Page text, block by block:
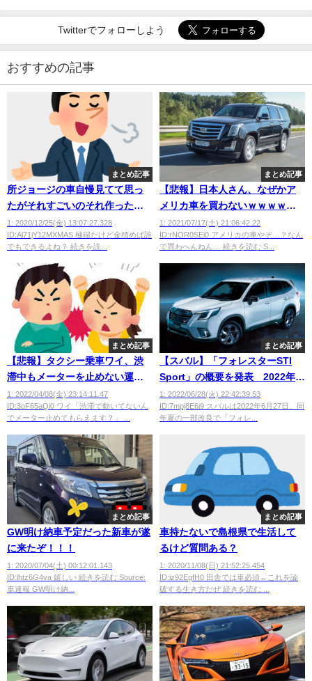
Twitterでフォローしよう
おすすめの記事
まとめ記事
所ジョージの車自慢見てて思っ
たがそれすごいのそれ作った人
じゃね？
wwwwwwwwwwwwwwwww
1: 2020/12/25(金) 13:07:27.328
ID:Al71jY12MXMAS 極端だけど金積めば誰
でもできるよね？ 続きを読...
まとめ記事
【悲報】日本人さん、なぜかア
メリカ車を買わないｗｗｗｗｗ
ｗｗｗｗｗ
1: 2021/07/17(土) 21:06:42.22
ID:rNOR0SEi0 アメリカの車やぞ…？なん
で買わへんねん… 続きを読む S...
まとめ記事
【悲報】タクシー乗車ワイ、渋
滞中もメーターを止めない運ち
ゃんとマジ喧嘩
1: 2022/04/08(金) 23:14:11.47
ID:3oF65aQi0 ワイ「渋滞で動いてないん
でメーター止めてもらえます？」 ...
まとめ記事
【スバル】「フォレスターSTI
Sport」の概要を発表 2022年夏
の一部改良で追加を予定
1: 2022/06/28(火) 22:42:39.53
ID:7mpj8E6i9 スバルは2022年6月27日、同
年夏の一部改良で「フォレ...
まとめ記事
GW明け納車予定だった新車が遂
に来たぞ！！！
1: 2020/07/04(土) 00:12:01.143
ID:lhtz6G4va 嬉しい 続きを読む Source:
車速報 GW明け納...
まとめ記事
車持たないで島根県で生活して
るけど質問ある？
1: 2020/11/08(日) 21:52:25.454
ID:iz92EgfH0 田舎では車必須←これを論
破する生き方だぜ 続きを読む ...